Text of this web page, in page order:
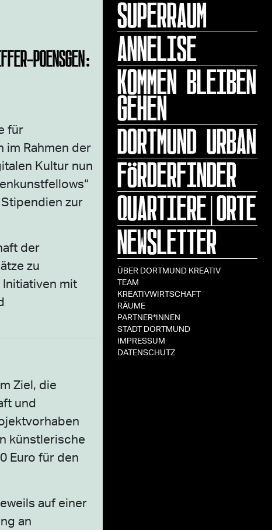
SUPERRAUM
ANNELISE
KOMMEN BLEIBEN
GEHEN
DORTMUND URBAN
FÖRDERFINDER
QUARTIERE|ORTE
NEWSLETTER
ÜBER DORTMUND KREATIV
TEAM
KREATIVWIRTSCHAFT
RÄUME
PARTNER*INNEN
STADT DORTMUND
IMPRESSUM
DATENSCHUTZ
POENSGEN:
für
im Rahmen der
Kultur nun
zur
der
zu
mit
Ziel, die
und
künstlerische
Euro für den
auf einer
an